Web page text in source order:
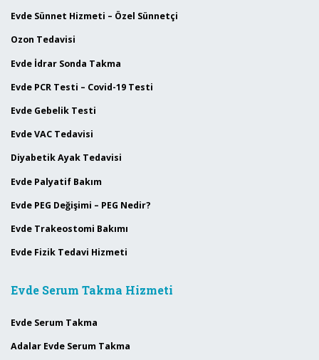
Evde Sünnet Hizmeti – Özel Sünnetçi
Ozon Tedavisi
Evde İdrar Sonda Takma
Evde PCR Testi – Covid-19 Testi
Evde Gebelik Testi
Evde VAC Tedavisi
Diyabetik Ayak Tedavisi
Evde Palyatif Bakım
Evde PEG Değişimi – PEG Nedir?
Evde Trakeostomi Bakımı
Evde Fizik Tedavi Hizmeti
Evde Serum Takma Hizmeti
Evde Serum Takma
Adalar Evde Serum Takma